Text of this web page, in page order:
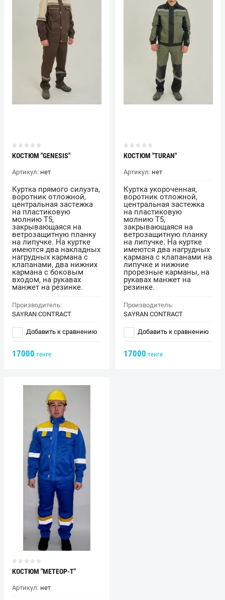
КОСТЮМ "GENESIS"
Артикул: нет
Куртка прямого силуэта,
воротник отложной,
центральная застежка
на пластиковую
молнию Т5,
закрывающаяся на
ветрозащитную планку
на липучке. На куртке
имеются два накладных
нагрудных кармана с
клапанами, два нижних
кармана с боковым
входом, на рукавах
манжет на резинке.
Производитель:
SAYRAN CONTRACT
Добавить к сравнению
17000 тенге
КОСТЮМ "TURAN"
Артикул:нет
Куртка укороченная,
воротник отложной,
центральная застежка
на пластиковую
молнию Т5,
закрывающаяся на
ветрозащитную планку
на липучке. На куртке
имеются два нагрудных
кармана с клапанами на
липучке и нижние
прорезные карманы, на
рукавах манжет на
резинке.
Производитель:
SAYRAN CONTRACT
Добавить к сравнению
17000 тенге
КОСТЮМ "МЕТЕОР-Т"
Артикул: нет